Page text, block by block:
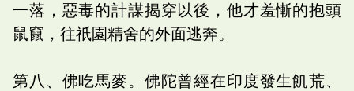
一落，惡毒的計謀揭穿以後，他才羞慚的抱頭
鼠竄，往祇園精舍的外面逃奔。
第八、佛吃馬麥。佛陀曾經在印度發生飢荒、